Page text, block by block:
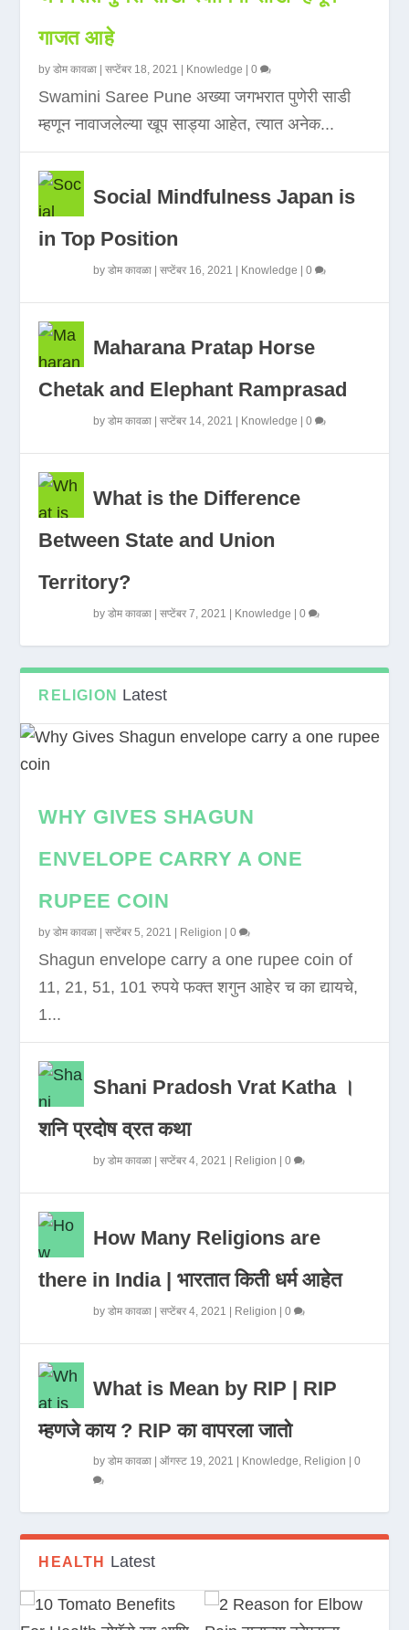
गाजत आहे
byडोम कावळा |सप्टेंबर 18, 2021 Knowledge |0
Swamini Saree Pune अख्या जगभरात पुणेरी साडी
म्हणून नावाजलेल्या खूप साड्या आहेत, त्यात अनेक...
Social Mindfulness Japan is
in Top Position
byडोम कावळा |सप्टेंबर 16, 2021 Knowledge |0
Maharana Pratap Horse
Chetak and Elephant Ramprasad
byडोम कावळा |सप्टेंबर 14, 2021 Knowledge |0
What is the Difference
Between State and Union
Territory?
byडोम कावळा |सप्टेंबर 7, 2021 Knowledge |0
RELIGION Latest
WHY GIVES SHAGUN
ENVELOPE CARRY A ONE
RUPEE COIN
byडोम कावळा |सप्टेंबर 5, 2021 Religion |0
Shagun envelope carry a one rupee coin of
11, 21, 51, 101 रुपये फक्त शगुन आहेर च का द्यायचे,
1...
Shani Pradosh Vrat Katha ।
शनि प्रदोष व्रत कथा
byडोम कावळा |सप्टेंबर 4, 2021 Religion |0
How Many Religions are
there in India | भारतात किती धर्म आहेत
byडोम कावळा |सप्टेंबर 4, 2021 Religion |0
What is Mean by RIP | RIP
म्हणजे काय ? RIP का वापरला जातो
byडोम कावळा |ऑगस्ट 19, 2021 Knowledge, Religion |0
HEALTH Latest